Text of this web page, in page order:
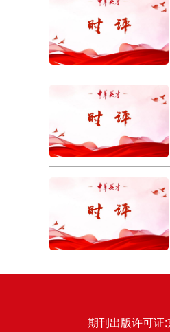
期刊出版许可证